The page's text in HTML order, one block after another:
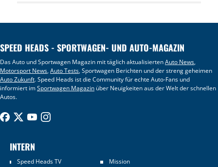
SPEED HEADS - SPORTWAGEN- UND AUTO-MAGAZIN
Das Auto und Sportwagen Magazin mit täglich aktualisiertenAuto News,
Motorsport News,Auto Tests, Sportwagen Berichten und der streng geheimen
Auto Zukunft. Speed Heads ist die Community für echte Auto-Fans und
informiert imSportwagen Magazin über Neuigkeiten aus der Welt der schnellen
Autos.
INTERN
Speed Heads TV Mission